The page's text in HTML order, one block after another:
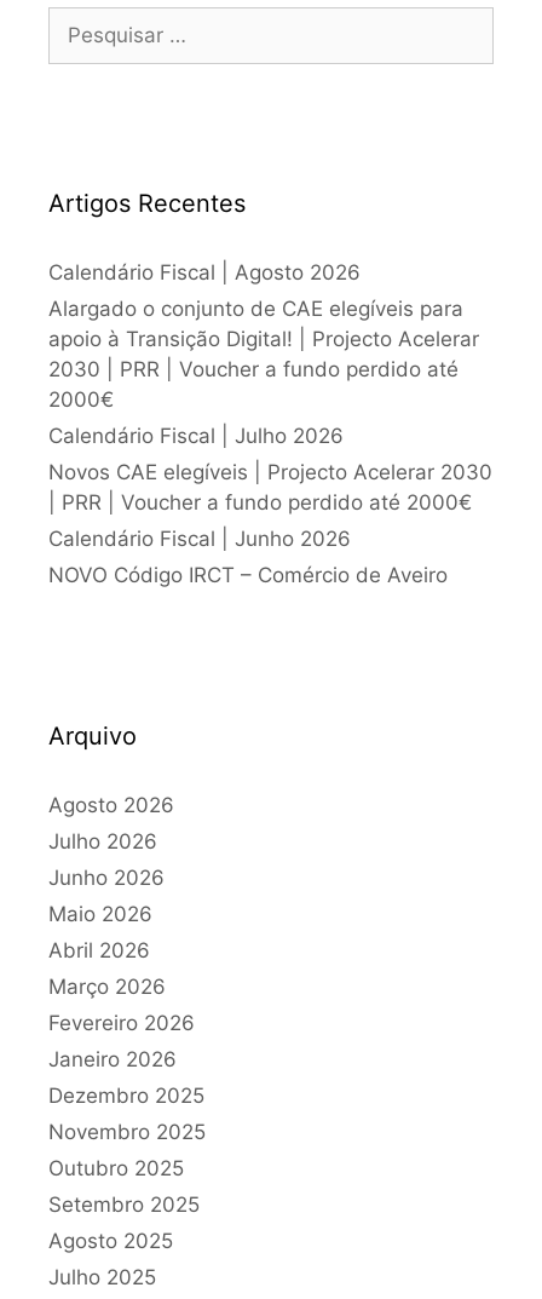
Artigos Recentes
Calendário Fiscal | Agosto 2026
Alargado o conjunto de CAE elegíveis para
apoio à Transição Digital! | Projecto Acelerar
2030 | PRR | Voucher a fundo perdido até
2000€
Calendário Fiscal | Julho 2026
Novos CAE elegíveis | Projecto Acelerar 2030
| PRR | Voucher a fundo perdido até 2000€
Calendário Fiscal | Junho 2026
NOVO Código IRCT – Comércio de Aveiro
Arquivo
Agosto 2026
Julho 2026
Junho 2026
Maio 2026
Abril 2026
Março 2026
Fevereiro 2026
Janeiro 2026
Dezembro 2025
Novembro 2025
Outubro 2025
Setembro 2025
Agosto 2025
Julho 2025